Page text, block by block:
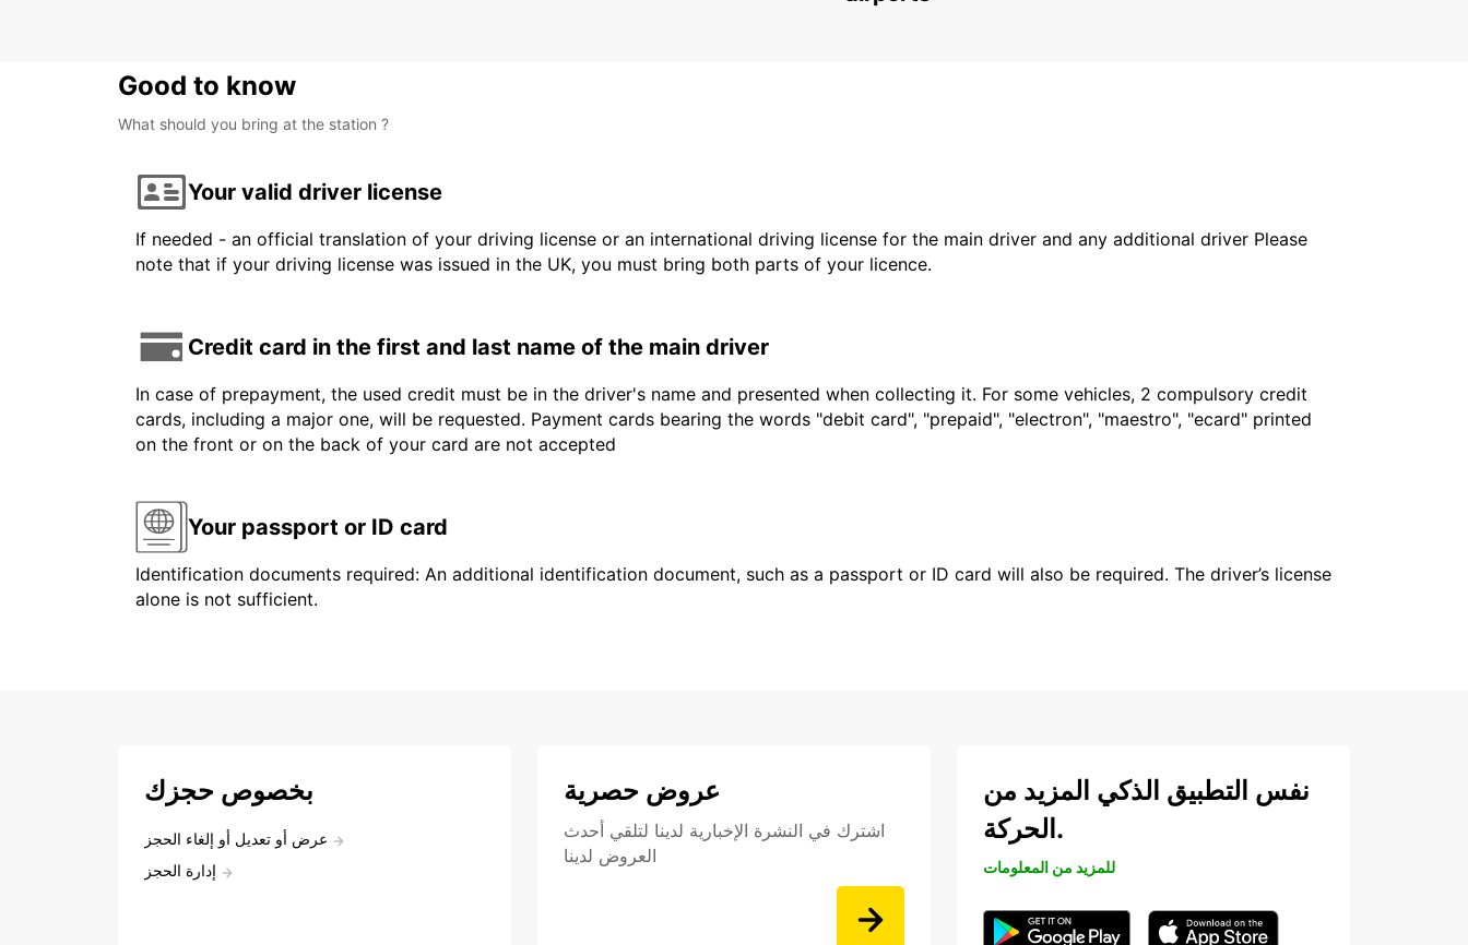
Good to know
What should you bring at the station ?
Your valid driver license
If needed - an official translation of your driving license or an international driving license for the main driver and any additional driver Please
note that if your driving license was issued in the UK, you must bring both parts of your licence.
Credit card in the first and last name of the main driver
In case of prepayment, the used credit must be in the driver's name and presented when collecting it. For some vehicles, 2 compulsory credit
cards, including a major one, will be requested. Payment cards bearing the words "debit card", "prepaid", "electron", "maestro", "ecard" printed
on the front or on the back of your card are not accepted
Your passport or ID card
Identification documents required: An additional identification document, such as a passport or ID card will also be required. The driver’s license
alone is not sufficient.
بخصوص حجزك
عرض أو تعديل أو إلغاء الحجز
إدارة الحجز
عروض حصرية
اشترك في النشرة الإخبارية لدينا لتلقي أحدث
العروض لدينا
نفس التطبيق الذكي المزيد من
الحركة.
للمزيد من المعلومات